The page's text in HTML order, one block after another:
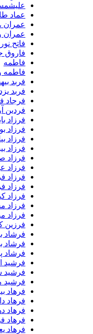
علیشمس و
عماد طالب زاده
عمران ، حامد
عمران و مجید
فاتح نورایی
فاروق جدلی
فاطمه و رضا
فربد بیهقی
فربد یزدانفر
فرجاد فرج اللهی
فردین آر وان
فرزاد بابایی
فرزاد بوجاری
فرزاد بیانی
فرزاد بیباش و
فرزاد صادقی
فرزاد عباسی
فرزاد فرزین
فرزاد فرزین و
فرزاد کیان
فرزاد مستوفی
فرزاد میریان
فرزین کاتب
فرشاد باران و
فرشاد بهرامی
فرشاد پیکسل و
فرشید ادهمی
فرشید شاهسون
فرشید میلانی
فرهاد بیانی
فرهاد داروغه
فرهاد دهقان
فرهاد فیروزی
فرهاد یعقوبی